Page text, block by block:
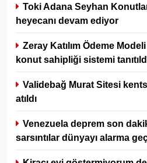
Toki Adana Seyhan
heyecanı devam ediyor
Zeray Katılım Ödeme
konut sahipliği sistemi
Validebağ Murat Sitesi
atıldı
Venezuela deprem son
sarsıntılar dünyayı alarma